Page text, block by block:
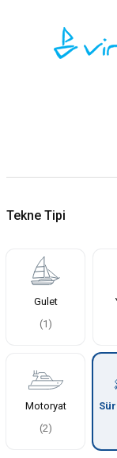
Tekne Tipi
Gulet
(1 )
Motoryat
(2)